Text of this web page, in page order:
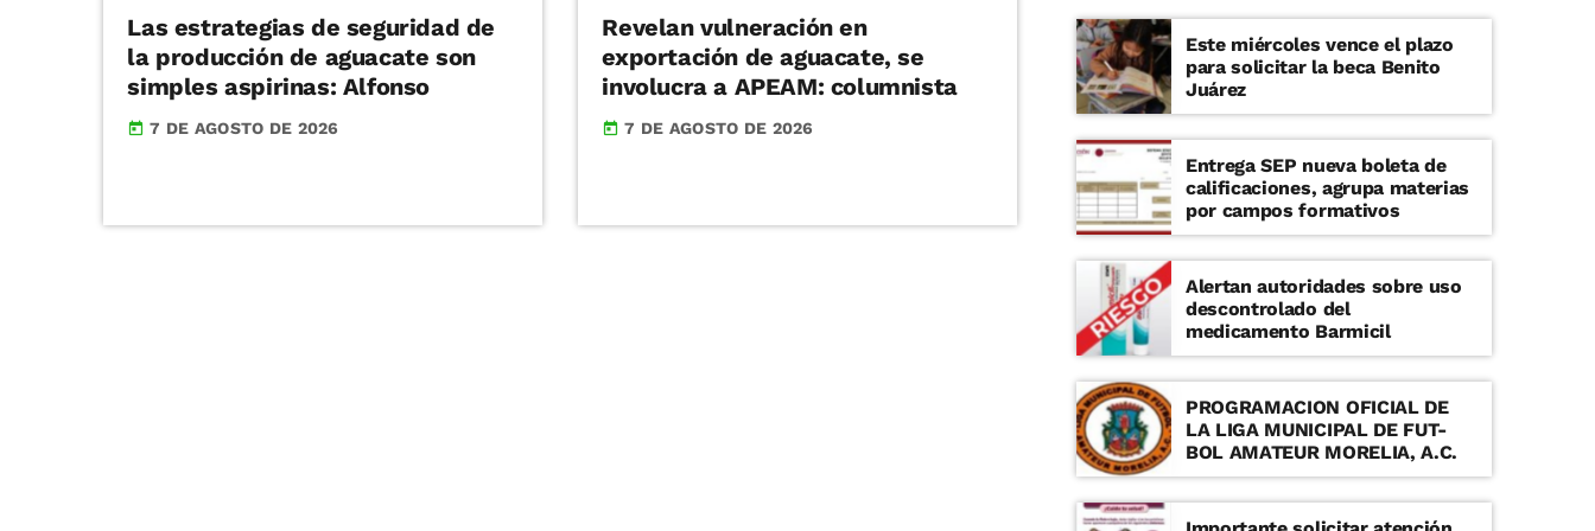
Las estrategias de seguridad de
la producción de aguacate son
simples aspirinas: Alfonso
today 7 DE AGOSTO DE 2026
Revelan vulneración en
exportación de aguacate, se
involucra a APEAM: columnista
today 7 DE AGOSTO DE 2026
Este miércoles vence el plazo
para solicitar la beca Benito
Juárez
Entrega SEP nueva boleta de
calificaciones, agrupa materias
por campos formativos
Alertan autoridades sobre uso
descontrolado del
medicamento Barmicil
PROGRAMACION OFICIAL DE
LA LIGA MUNICIPAL DE FUT-
BOL AMATEUR MORELIA, A.C.